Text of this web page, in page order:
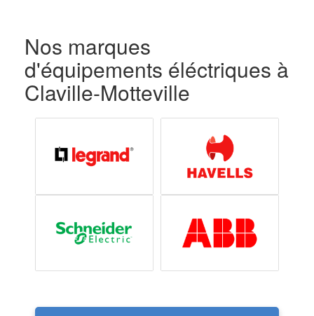
Nos marques
d'équipements éléctriques à
Claville-Motteville